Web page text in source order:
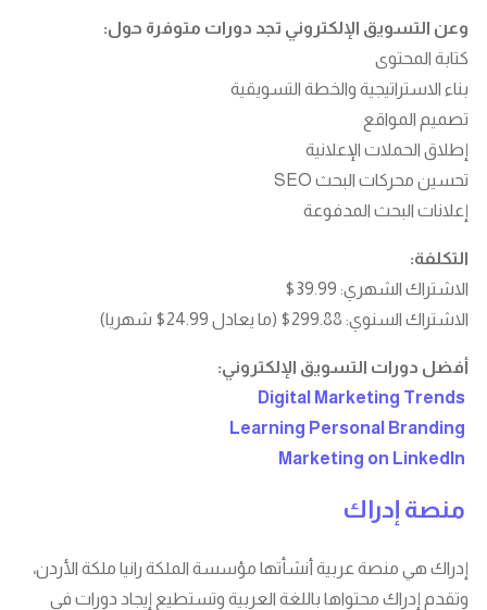
وعن التسويق الإلكتروني تجد دورات متوفرة حول:
كتابة المحتوى
بناء الاستراتيجية والخطة التسويقية
تصميم المواقع
إطلاق الحملات الإعلانية
تحسين محركات البحث SEO
إعلانات البحث المدفوعة
التكلفة:
الاشتراك الشهري: 39.99$
الاشتراك السنوي: 299.88$ (ما يعادل 24.99$ شهريا)
أفضل دورات التسويق الإلكتروني:
Digital Marketing Trends
Learning Personal Branding
Marketing on LinkedIn
منصة إدراك
إدراك هي منصة عربية أنشأتها مؤسسة الملكة رانيا ملكة الأردن،
وتقدم إدراك محتواها باللغة العربية وتستطيع إيجاد دورات في